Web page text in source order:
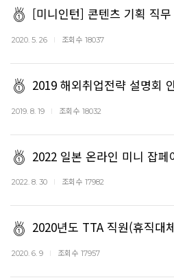
[미니인턴] 콘텐츠 기획 직
2020. 5. 26 조회수 18037
2019 해외취업전략 설명회
2019. 8. 19 조회수 18032
2022 일본 온라인 미니 잡페
2022. 8. 30 조회수 17982
2020년도 TTA 직원(휴직
2020. 6. 9 조회수 17957